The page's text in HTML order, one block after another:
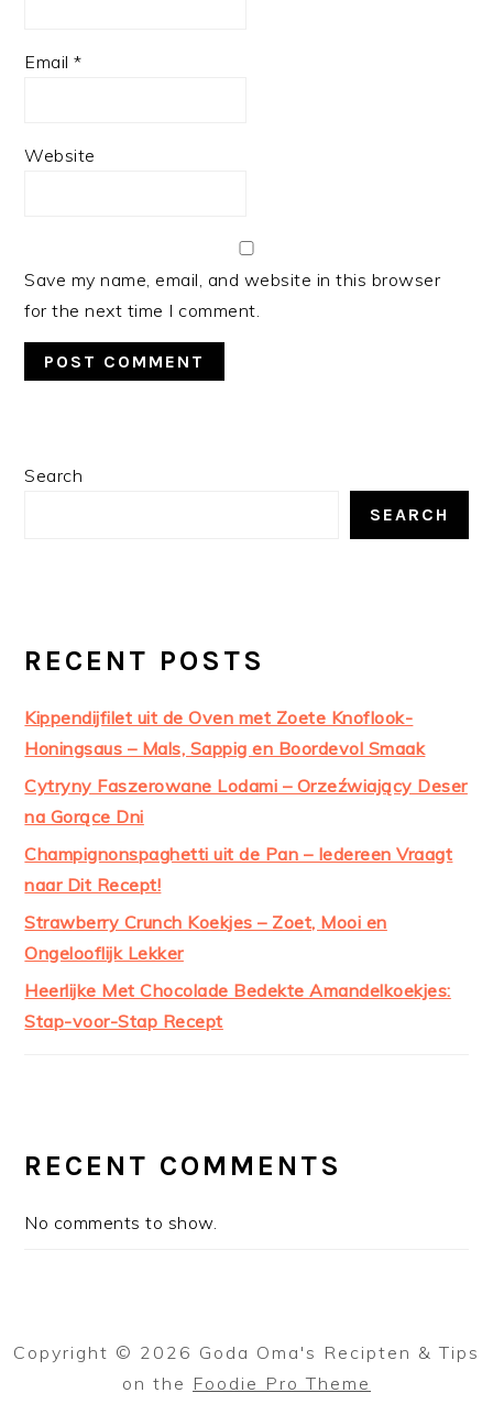
Email*
Website
Save my name, email, and website in this browser
for the next time I comment.
PRIMARY
Search
SEARCH
RECENT POSTS
Kippendijfilet uit de Oven met Zoete Knoflook-
Honingsaus – Mals, Sappig en Boordevol Smaak
Cytryny Faszerowane Lodami – Orzeźwiający Deser
na Gorące Dni
Champignonspaghetti uit de Pan – Iedereen Vraagt
naar Dit Recept!
Strawberry Crunch Koekjes – Zoet, Mooi en
Ongelooflijk Lekker
Heerlijke Met Chocolade Bedekte Amandelkoekjes:
Stap-voor-Stap Recept
RECENT COMMENTS
No comments to show.
Copyright © 2026 Goda Oma's Recipten & Tips
on the Foodie Pro Theme